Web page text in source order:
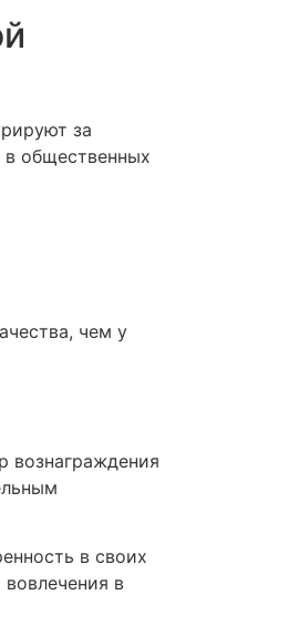
за
в общественных
чем у
вознаграждения
в своих
в